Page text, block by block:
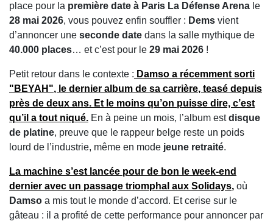
place pour la première date à Paris La Défense Arena le
28 mai 2026, vous pouvez enfin souffler : Dems vient
d’annoncer une seconde date dans la salle mythique de
40.000 places… et c’est pour le 29 mai 2026 !
Petit retour dans le contexte : Damso a récemment sorti
"BEYAH", le dernier album de sa carrière, teasé depuis
près de deux ans. Et le moins qu’on puisse dire, c’est
qu’il a tout niqué. En à peine un mois, l’album estdisque
de platine, preuve que le rappeur belge reste un poids
lourd de l’industrie, même en mode jeune retraité.
La machine s’est lancée pour de bon le week-end
dernier avec un passage triomphal aux Solidays, où
Damso a mis tout le monde d’accord. Et cerise sur le
gâteau : il a profité de cette performance pour annoncer par